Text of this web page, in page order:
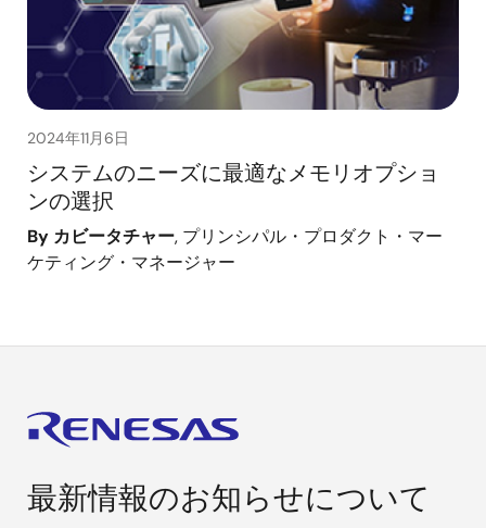
2024年11月6日
システムのニーズに最適なメモリオプショ
ンの選択
By カビータチャー, プリンシパル・プロダクト・マー
ケティング・マネージャー
最新情報のお知らせについて